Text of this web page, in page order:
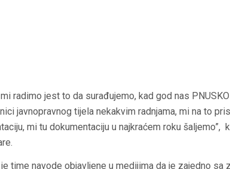
mi radimo jest to da surađujemo, kad god nas
javnopravnog tijela nekakvim radnjama, mi na to
mi tu dokumentaciju u najkraćem roku šaljemo”,
time navode objavljene u medijima da je zajedno sa